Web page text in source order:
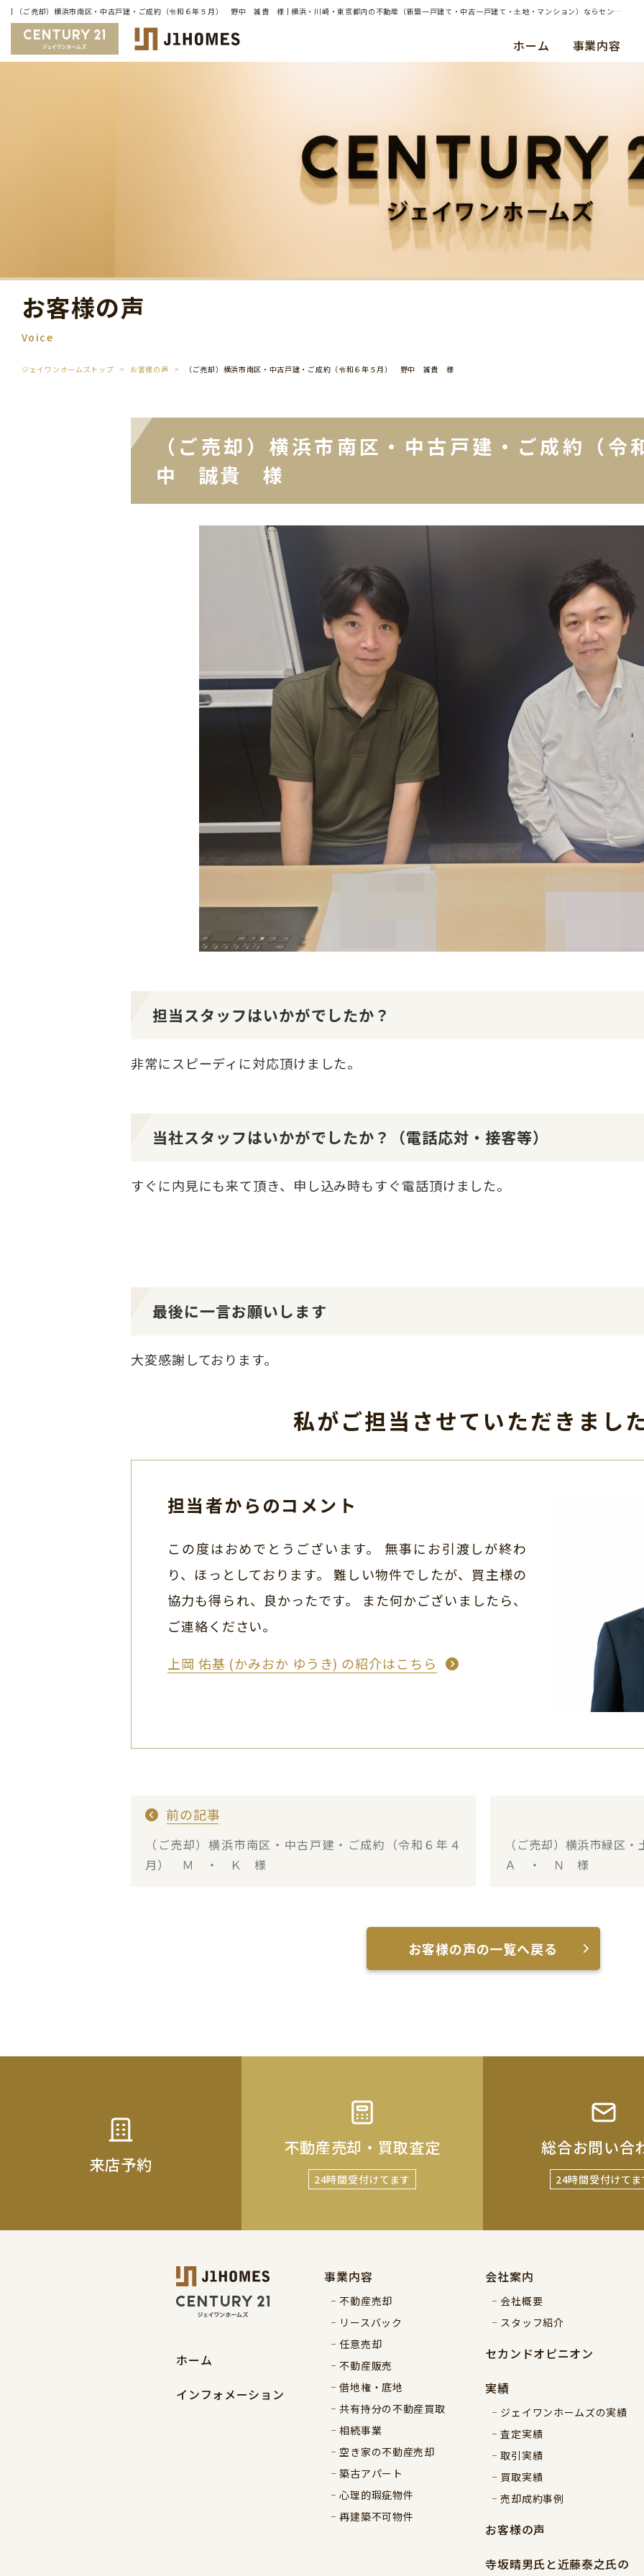
| （ご売却）横浜市南区・中古戸建・ご成約（令和６年５月） 野中 誠貴 様 | 横浜・川崎・東京都内の不動産（新築一戸建て・中古一戸建て・土地・マンション）ならセンチュリー21ジェイワンホームズ
ホーム 事業内容
お客様の声
Voice
ジェイワンホームズトップ お客様の声 （ご売却）横浜市南区・中古戸建・ご成約（令和６年５月） 野中 誠貴 様
（ご売却）横浜市南区・中古戸建・ご成約（
中 誠貴 様
担当スタッフはいかがでしたか？
非常にスピーディに対応頂けました。
当社スタッフはいかがでしたか？（電話応対・接客等）
すぐに内見にも来て頂き、申し込み時もすぐ電話頂けました。
最後に一言お願いします
大変感謝しております。
私がご担当させていただきまし
担当者からのコメント
この度はおめでとうございます。 無事にお引渡しが終わ
り、ほっとしております。 難しい物件でしたが、買主様の
協力も得られ、良かったです。 また何かございましたら、
ご連絡ください。
上岡 佑基 (かみおか ゆうき) の紹介はこちら
前の記事
（ご売却）横浜市南区・中古戸建・ご成約（令和６年４
月） Ｍ ・ Ｋ 様
（ご売却）横浜市緑区
Ａ ・ Ｎ 様
お客様の声の一覧へ戻る
来店予約
不動産売却・買取査定
24時間受付けてます
総合お問い合
24時間受付けてま
ホーム
インフォメーション
事業内容
不動産売却
リースバック
任意売却
不動産販売
借地権・底地
共有持分の不動産買取
相続事業
空き家の不動産売却
築古アパート
心理的瑕疵物件
再建築不可物件
会社案内
会社概要
スタッフ紹介
セカンドオピニオン
実績
ジェイワンホームズの実績
査定実績
取引実績
買取実績
売却成約事例
お客様の声
寺坂晴男氏と近藤泰之氏の